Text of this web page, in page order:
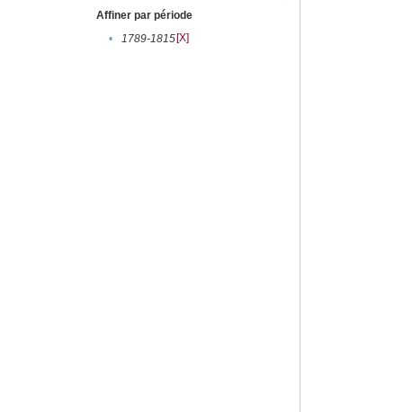
Affiner par période
•
1789-1815[X]